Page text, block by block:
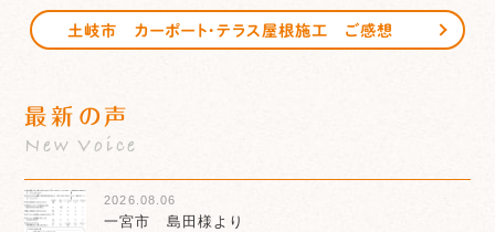
土岐市 カーポート・テラス屋根施工 ご感想
最新の声
New Voice
2026.08.06
一宮市 島田様より